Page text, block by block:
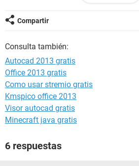
Compartir
Consulta también:
Autocad 2013 gratis
Office 2013 gratis
Como usar stremio gratis
Kmspico office 2013
Visor autocad gratis
Minecraft java gratis
6 respuestas